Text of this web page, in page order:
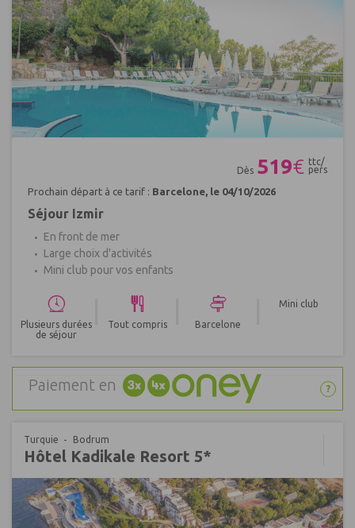
Dès 519€ ttc/
pers
Prochain départ à ce tarif : Barcelone, le 04/10/2026
Séjour Izmir
En front de mer
Large choix d'activités
Mini club pour vos enfants
Plusieurs durées
de séjour
Tout compris Barcelone
Mini club
Paiement en ?
Turquie Bodrum
Hôtel Kadikale Resort 5*